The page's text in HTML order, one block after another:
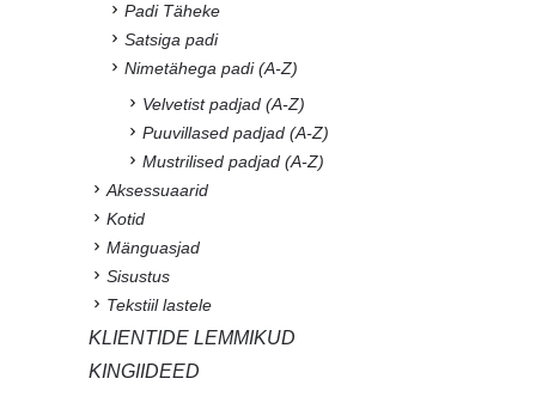
Padi Täheke
Satsiga padi
Nimetähega padi (A-Z)
Velvetist padjad (A-Z)
Puuvillased padjad (A-Z)
Mustrilised padjad (A-Z)
Aksessuaarid
Kotid
Mänguasjad
Sisustus
Tekstiil lastele
KLIENTIDE LEMMIKUD
KINGIIDEED